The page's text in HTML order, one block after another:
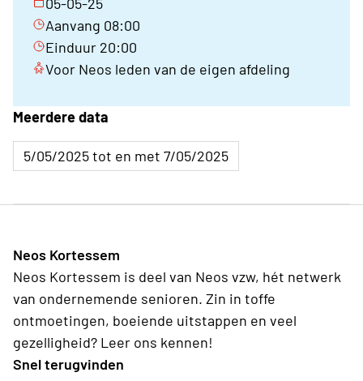
Aanvang 08:00
Einduur 20:00
Voor Neos leden van de eigen afdeling
Meerdere data
5/05/2025 tot en met 7/05/2025
Neos Kortessem
Neos Kortessem is deel van Neos vzw, hét netwerk
van ondernemende senioren. Zin in toffe
ontmoetingen, boeiende uitstappen en veel
gezelligheid? Leer ons kennen!
Snel terugvinden